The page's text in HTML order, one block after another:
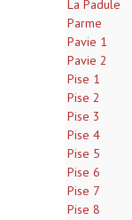
La Padule
Parme
Pavie 1
Pavie 2
Pise 1
Pise 2
Pise 3
Pise 4
Pise 5
Pise 6
Pise 7
Pise 8